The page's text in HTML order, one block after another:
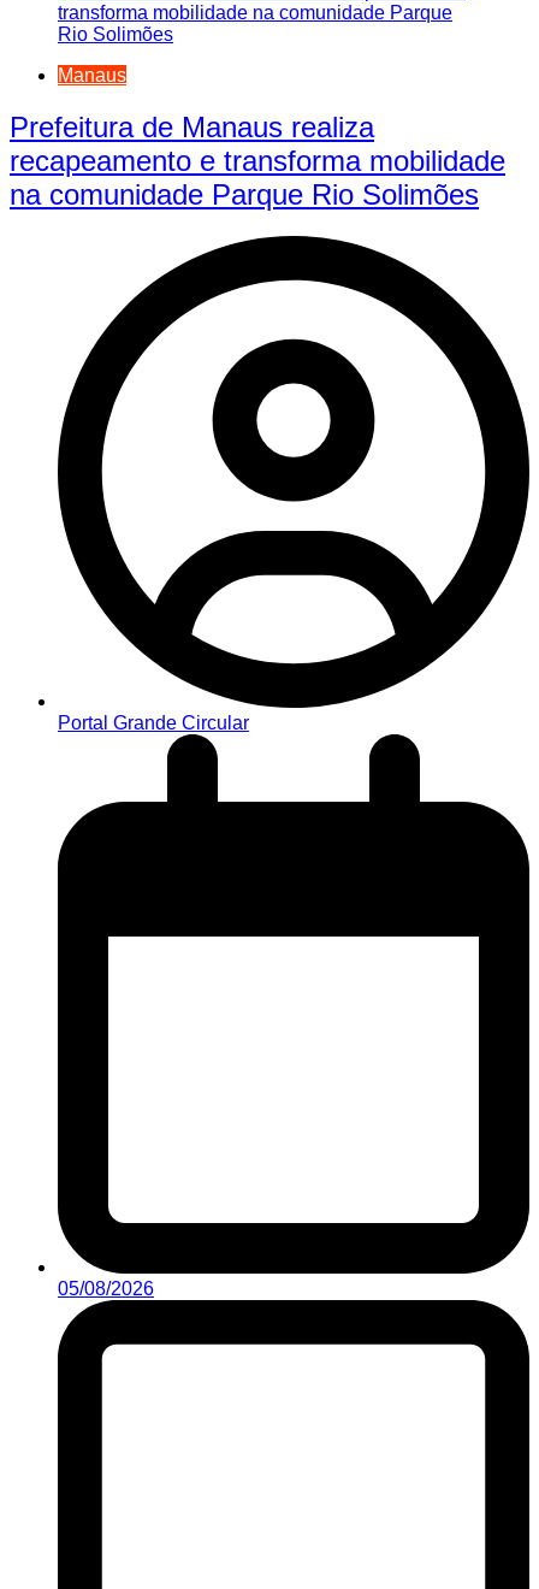
Manaus
Prefeitura de Manaus realiza
recapeamento e transforma mobilidade
na comunidade Parque Rio Solimões
Portal Grande Circular
05/08/2026